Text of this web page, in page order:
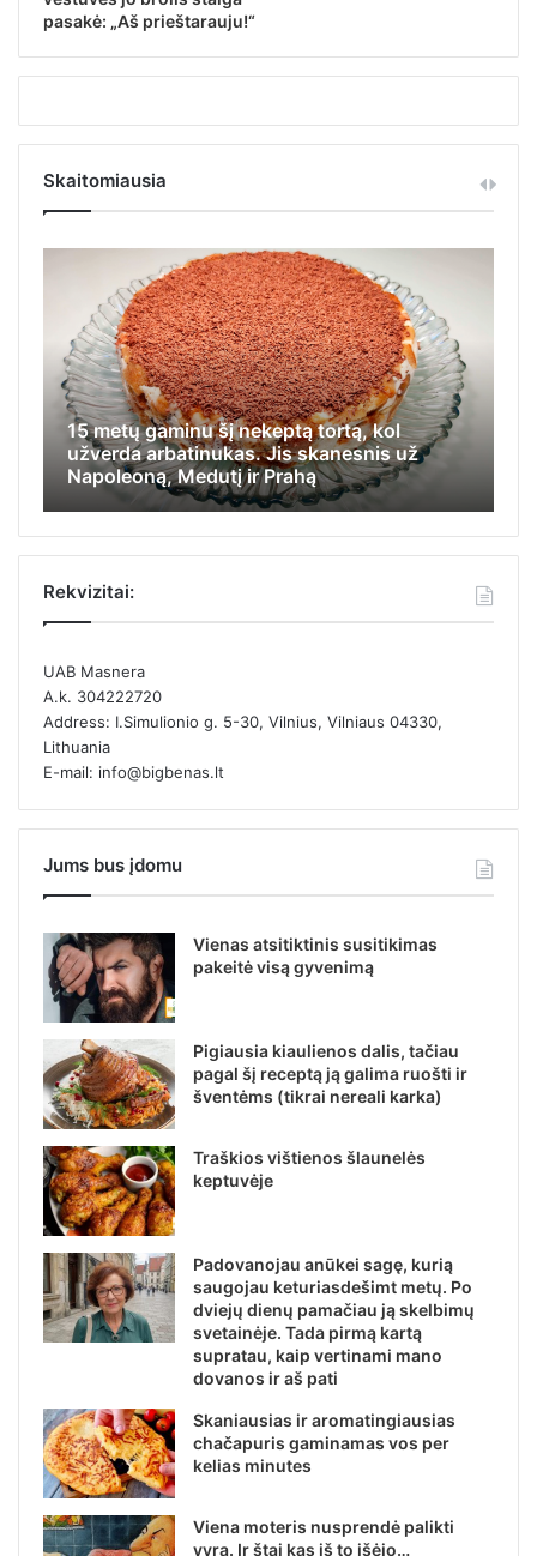
pasakė: „Aš prieštarauju!“
Skaitomiausia
15 metų gaminu šį nekeptą tortą, kol
užverda arbatinukas. Jis skanesnis už
Napoleoną, Medutį ir Prahą
Rekvizitai:
UAB Masnera
A.k. 304222720
Address: I.Simulionio g. 5-30, Vilnius, Vilniaus 04330,
Lithuania
E-mail: info@bigbenas.lt
Jums bus įdomu
Vienas atsitiktinis susitikimas
pakeitė visą gyvenimą
Pigiausia kiaulienos dalis, tačiau
pagal šį receptą ją galima ruošti ir
šventėms (tikrai nereali karka)
Traškios vištienos šlaunelės
keptuvėje
Padovanojau anūkei sagę, kurią
saugojau keturiasdešimt metų. Po
dviejų dienų pamačiau ją skelbimų
svetainėje. Tada pirmą kartą
supratau, kaip vertinami mano
dovanos ir aš pati
Skaniausias ir aromatingiausias
chačapuris gaminamas vos per
kelias minutes
Viena moteris nusprendė palikti
vyrą. Ir štai kas iš to išėjo…